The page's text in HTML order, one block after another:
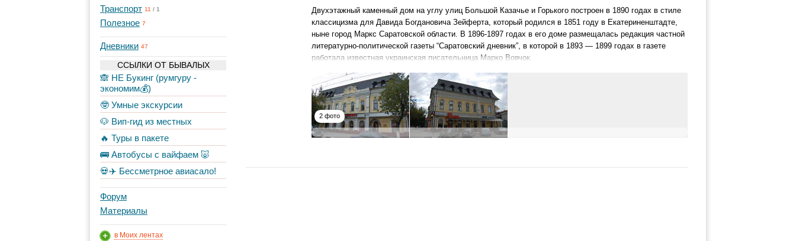
Транспорт 11 / 1
Полезное 7
Дневники 47
ССЫЛКИ ОТ БЫВАЛЫХ
🙈 НЕ Букинг (румгуру -
экономим💰)
🤓 Умные экскурсии
🐶 Вип-гид из местных
🔥 Туры в пакете
🚌 Автобусы с вайфаем 🐷
💀✈️ Бессметрное авиасало!
Форум
Материалы
в Моих лентах
Двухэтажный каменный дом на углу улиц Большой Казачье и Горького построен в 1890 годах в стиле
классицизма для Давида Богдановича Зейферта, который родился в 1851 году в Екатериненштадте,
ныне город Маркс Саратовской области. В 1896-1897 годах в его доме размещалась редакция частной
литературно-политической газеты “Саратовский дневник”, в которой в 1893 — 1899 годах в газете
работала известная украинская писательница Марко Вовчок.
2 фото